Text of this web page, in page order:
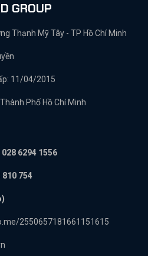
GROUP
Thạnh Mỹ Tây - TP Hồ Chí Minh
11/04/2015
Phố Hồ Chí Minh
6294 1556
810 754
2550657181661151615